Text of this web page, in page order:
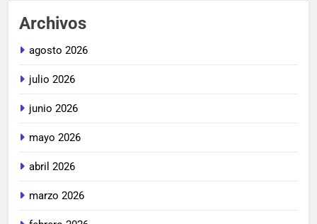
Archivos
agosto 2026
julio 2026
junio 2026
mayo 2026
abril 2026
marzo 2026